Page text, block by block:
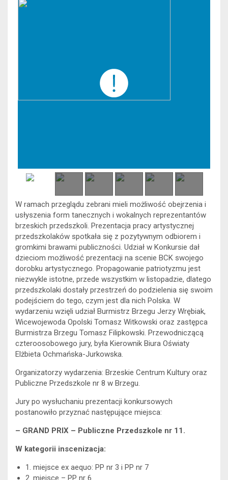
W ramach przeglądu zebrani mieli możliwość obejrzenia i
usłyszenia form tanecznych i wokalnych reprezentantów
brzeskich przedszkoli. Prezentacja pracy artystycznej
przedszkolaków spotkała się z pozytywnym odbiorem i
gromkimi brawami publiczności. Udział w Konkursie dał
dzieciom możliwość prezentacji na scenie BCK swojego
dorobku artystycznego. Propagowanie patriotyzmu jest
niezwykle istotne, przede wszystkim w listopadzie, dlatego
przedszkolaki dostały przestrzeń do podzielenia się swoim
podejściem do tego, czym jest dla nich Polska. W
wydarzeniu wzięli udział Burmistrz Brzegu Jerzy Wrębiak,
Wicewojewoda Opolski Tomasz Witkowski oraz zastępca
Burmistrza Brzegu Tomasz Filipkowski. Przewodniczącą
czteroosobowego jury, była Kierownik Biura Oświaty
Elżbieta Ochmańska-Jurkowska.
Organizatorzy wydarzenia: Brzeskie Centrum Kultury oraz
Publiczne Przedszkole nr 8 w Brzegu.
Jury po wysłuchaniu prezentacji konkursowych
postanowiło przyznać następujące miejsca:
– GRAND PRIX – Publiczne Przedszkole nr 11.
W kategorii inscenizacja:
1. miejsce ex aequo: PP nr 3 i PP nr 7
2. miejsce – PP nr 6